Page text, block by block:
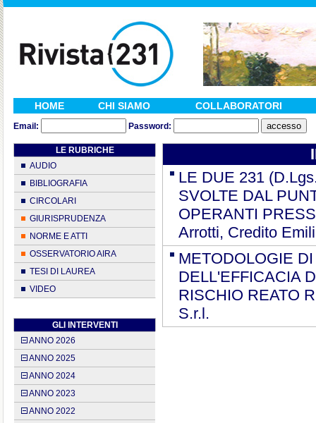
HOME CHI SIAMO COLLABORATORI
Email: Password:
LE RUBRICHE
AUDIO
BIBLIOGRAFIA
CIRCOLARI
GIURISPRUDENZA
NORME E ATTI
OSSERVATORIO AIRA
TESI DI LAUREA
VIDEO
GLI INTERVENTI
ANNO 2026
ANNO 2025
ANNO 2024
ANNO 2023
ANNO 2022
LE DUE 231
SVOLTE DAL
OPERANTI
Arrotti, Credito
METODOLOGIE
DELL'EFFICACIA
RISCHIO REATO
S.r.l.